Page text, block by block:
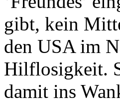
gibt, kein
den USA im
Hilflosigkeit.
damit ins